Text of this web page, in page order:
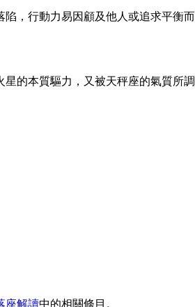
，行動力易因顧及他人或追求平衡而
的本質驅力，又被天秤座的氣質所調
座解讀中的相關條目。